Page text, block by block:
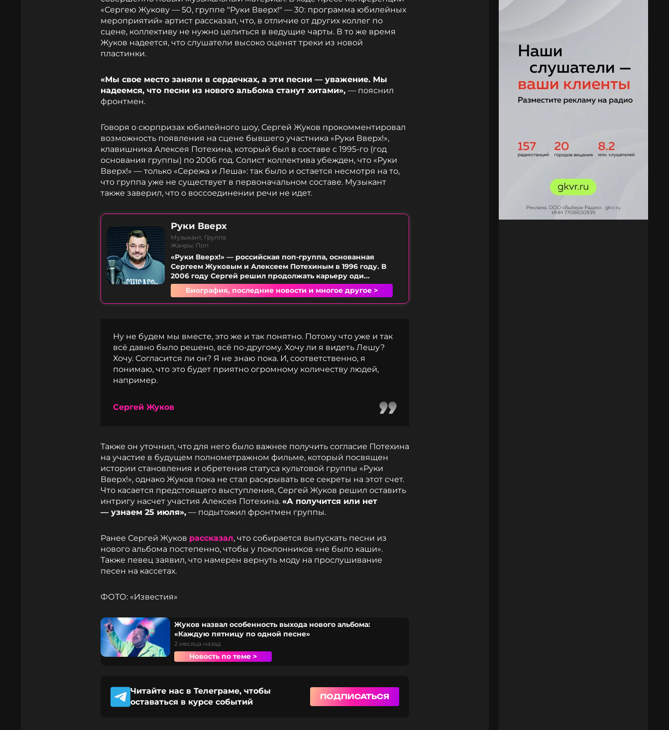
«Сергею Жукову — 50, группе "Руки Вверх!" — 30: программа юбилейных
мероприятий» артист рассказал, что, в отличие от других коллег по
сцене, коллективу не нужно целиться в ведущие чарты. В то же время
Жуков надеется, что слушатели высоко оценят треки из новой
пластинки.
«Мы свое место заняли в сердечках, а эти песни — уважение. Мы
надеемся, что песни из нового альбома станут хитами», — пояснил
фронтмен.
Говоря о сюрпризах юбилейного шоу, Сергей Жуков прокомментировал
возможность появления на сцене бывшего участника «Руки Вверх!»,
клавишника Алексея Потехина, который был в составе с 1995-го (год
основания группы) по 2006 год. Солист коллектива убежден, что «Руки
Вверх!» — только «Сережа и Леша»: так было и остается несмотря на то,
что группа уже не существует в первоначальном составе. Музыкант
также заверил, что о воссоединении речи не идет.
Руки Вверх
Музыкант, Группа
Жанры: Поп
«Руки Вверх!» — российская поп-группа, основанная
Сергеем Жуковым и Алексеем Потехиным в 1996 году. В
2006 году Сергей решил продолжать карьеру оди...
Биография, последние новости и многое другое >
Ну не будем мы вместе, это же и так понятно. Потому что уже и так
всё давно было решено, всё по-другому. Хочу ли я видеть Лешу?
Хочу. Согласится ли он? Я не знаю пока. И, соответственно, я
понимаю, что это будет приятно огромному количеству людей,
например.
Сергей Жуков
Также он уточнил, что для него было важнее получить согласие Потехина
на участие в будущем полнометражном фильме, который посвящен
истории становления и обретения статуса культовой группы «Руки
Вверх!», однако Жуков пока не стал раскрывать все секреты на этот счет.
Что касается предстоящего выступления, Сергей Жуков решил оставить
интригу насчет участия Алексея Потехина. «А получится или нет
— узнаем 25 июля», — подытожил фронтмен группы.
Ранее Сергей Жуков рассказал, что собирается выпускать песни из
нового альбома постепенно, чтобы у поклонников «не было каши».
Также певец заявил, что намерен вернуть моду на прослушивание
песен на кассетах.
ФОТО: «Известия»
Жуков назвал особенность выхода нового альбома:
«Каждую пятницу по одной песне»
2 месяца назад
Новость по теме >
Читайте нас в Телеграме, чтобы
оставаться в курсе событий
ПОДПИСАТЬСЯ